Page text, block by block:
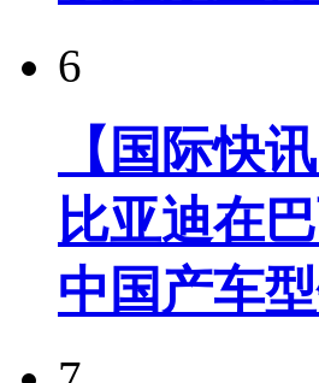
6
【国际快
比亚迪在
中国产车